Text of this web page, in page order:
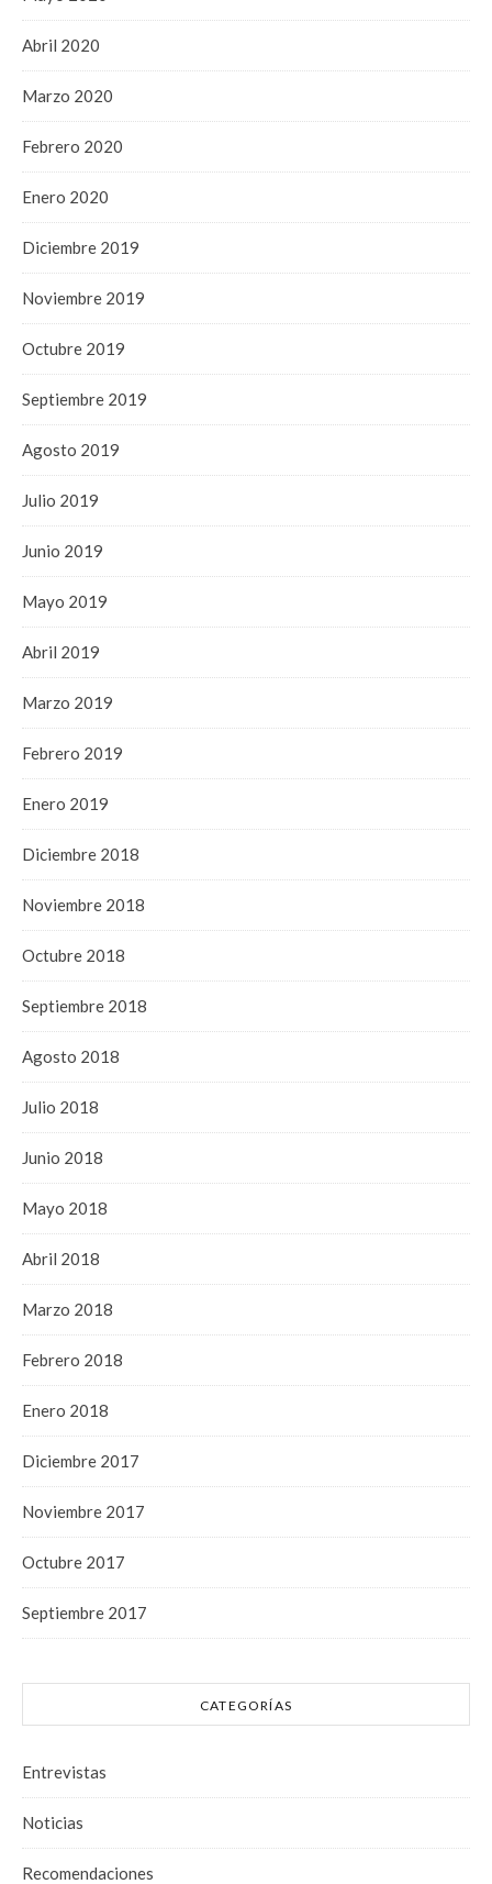
Abril 2020
Marzo 2020
Febrero 2020
Enero 2020
Diciembre 2019
Noviembre 2019
Octubre 2019
Septiembre 2019
Agosto 2019
Julio 2019
Junio 2019
Mayo 2019
Abril 2019
Marzo 2019
Febrero 2019
Enero 2019
Diciembre 2018
Noviembre 2018
Octubre 2018
Septiembre 2018
Agosto 2018
Julio 2018
Junio 2018
Mayo 2018
Abril 2018
Marzo 2018
Febrero 2018
Enero 2018
Diciembre 2017
Noviembre 2017
Octubre 2017
Septiembre 2017
CATEGORÍAS
Entrevistas
Noticias
Recomendaciones